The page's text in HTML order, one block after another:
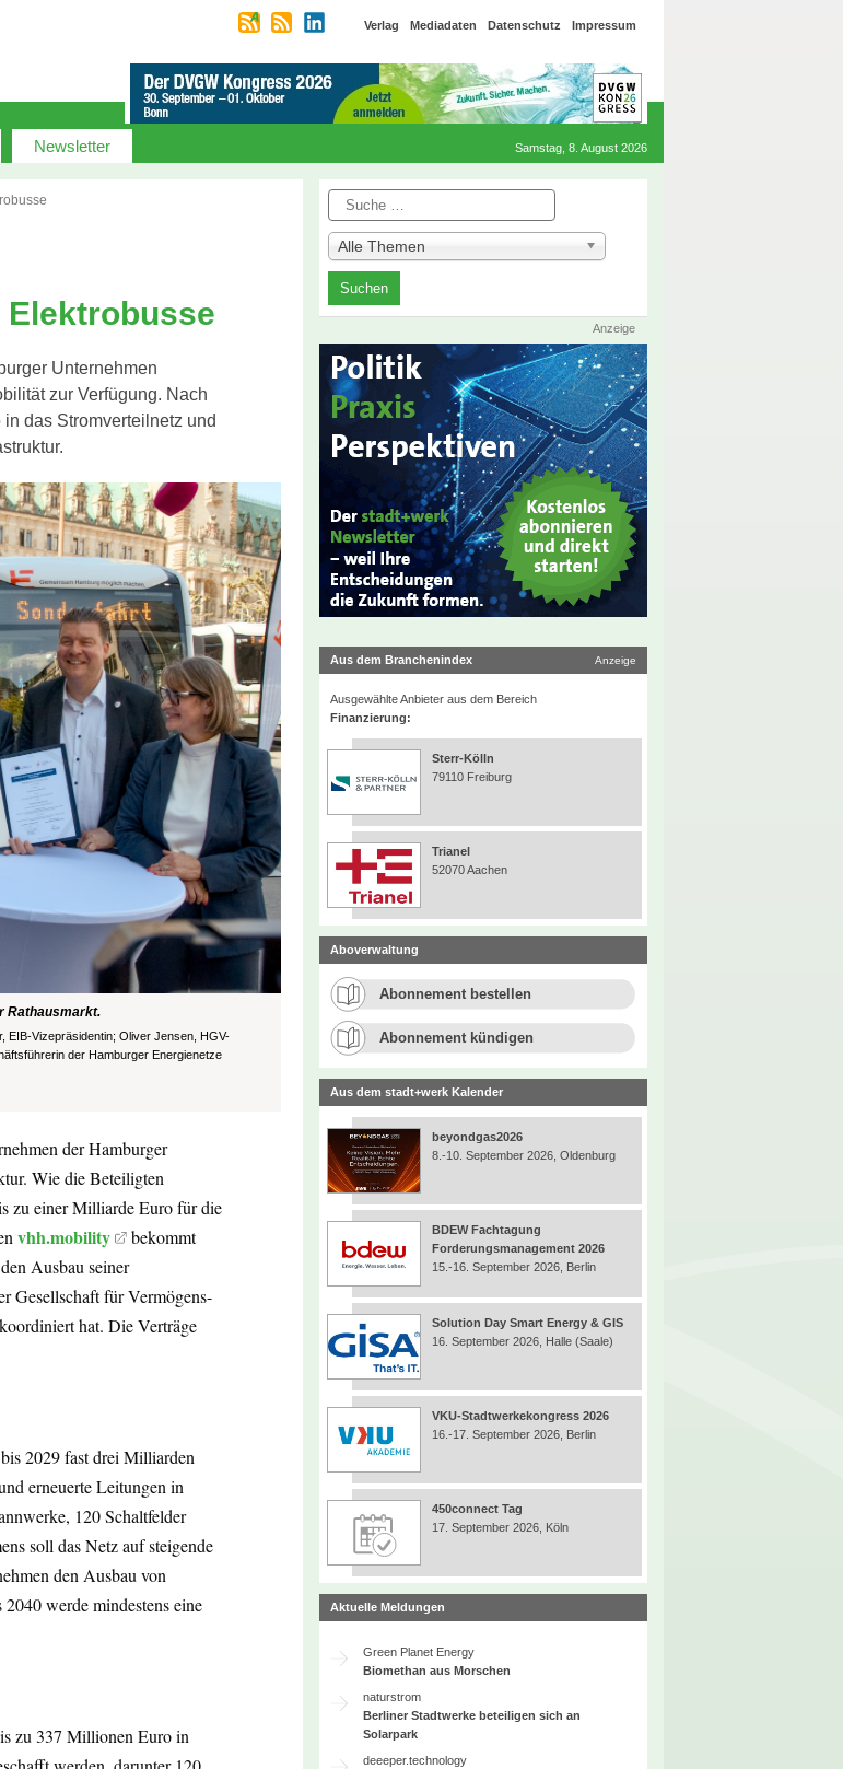
Verlag Mediadaten Datenschutz Impressum
Newsletter Samstag, 8. August 2026
Elektrobusse
Unternehmen
zur Verfügung. Nach
das Stromverteilnetz und
Rathausmarkt.
EIB-Vizepräsidentin; Oliver Jensen, HGV-
der Hamburger Energienetze
der Hamburger
Wie die Beteiligten
zu einer Milliarde Euro für die
vhh.mobility
bekommt
Ausbau seiner
Gesellschaft für Vermögens-
hat. Die Verträge
2029 fast drei Milliarden
erneuerte Leitungen in
120 Schaltfelder
soll das Netz auf steigende
den Ausbau von
werde mindestens eine
zu 337 Millionen Euro in
Suche
Alle Themen
Anzeige
Aus dem Branchenindex Anzeige
Ausgewählte Anbieter aus dem Bereich
Finanzierung:
Sterr-Kölln
79110 Freiburg
Trianel
52070 Aachen
Aboverwaltung
Abonnement bestellen
Abonnement kündigen
Aus dem stadt+werk Kalender
beyondgas2026
8.-10. September 2026, Oldenburg
BDEW Fachtagung
Forderungsmanagement 2026
15.-16. September 2026, Berlin
Solution Day Smart Energy & GIS
16. September 2026, Halle (Saale)
VKU-Stadtwerkekongress 2026
16.-17. September 2026, Berlin
450connect Tag
17. September 2026, Köln
Aktuelle Meldungen
Green Planet Energy
Biomethan aus Morschen
naturstrom
Berliner Stadtwerke beteiligen sich an
Solarpark
deeeper.technology